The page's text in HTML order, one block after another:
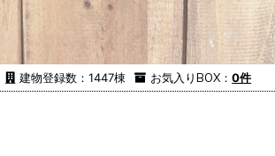
お気入りBOX ：0件
建物登録数：1447棟